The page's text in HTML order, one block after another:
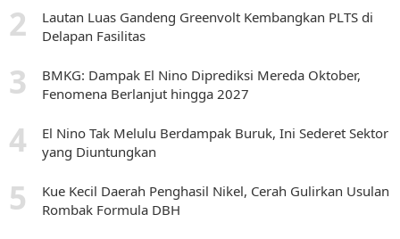
Lautan Luas Gandeng Greenvolt Kembangkan PLTS di
Delapan Fasilitas
BMKG: Dampak El Nino Diprediksi Mereda Oktober,
Fenomena Berlanjut hingga 2027
El Nino Tak Melulu Berdampak Buruk, Ini Sederet Sektor
yang Diuntungkan
Kue Kecil Daerah Penghasil Nikel, Cerah Gulirkan Usulan
Rombak Formula DBH